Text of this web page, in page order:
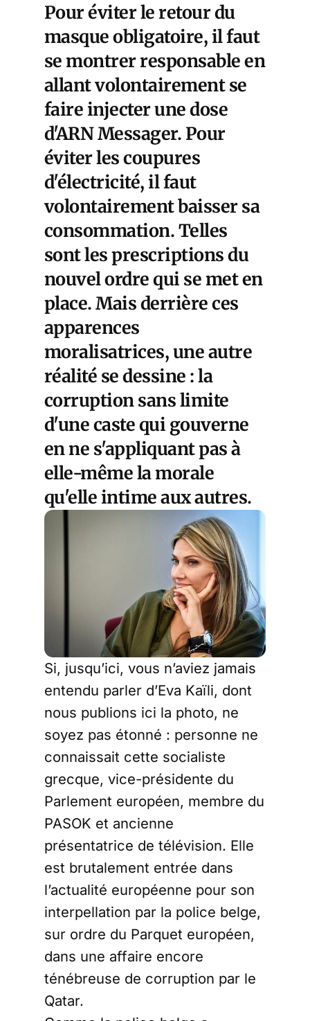
Pour éviter le retour du
masque obligatoire, il faut
se montrer responsable en
allant volontairement se
faire injecter une dose
d'ARN Messager. Pour
éviter les coupures
d'électricité, il faut
volontairement baisser sa
consommation. Telles
sont les prescriptions du
nouvel ordre qui se met en
place. Mais derrière ces
apparences
moralisatrices, une autre
réalité se dessine : la
corruption sans limite
d'une caste qui gouverne
en ne s'appliquant pas à
elle-même la morale
qu'elle intime aux autres.
Si, jusqu’ici, vous n’aviez jamais
entendu parler d’Eva Kaïli, dont
nous publions ici la photo, ne
soyez pas étonné : personne ne
connaissait cette socialiste
grecque, vice-présidente du
Parlement européen, membre du
PASOK et ancienne
présentatrice de télévision. Elle
est brutalement entrée dans
l’actualité européenne pour son
interpellation par la police belge,
sur ordre du Parquet européen,
dans une affaire encore
ténébreuse de corruption par le
Qatar.